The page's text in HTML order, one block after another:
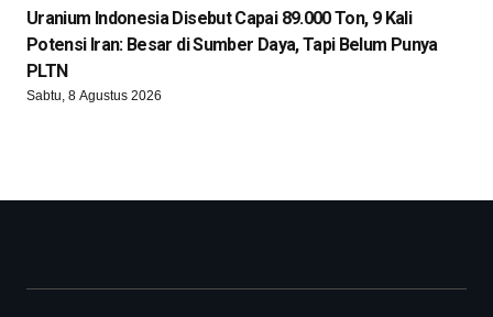
Uranium Indonesia Disebut Capai 89.000 Ton, 9 Kali
Potensi Iran: Besar di Sumber Daya, Tapi Belum Punya
PLTN
Sabtu, 8 Agustus 2026